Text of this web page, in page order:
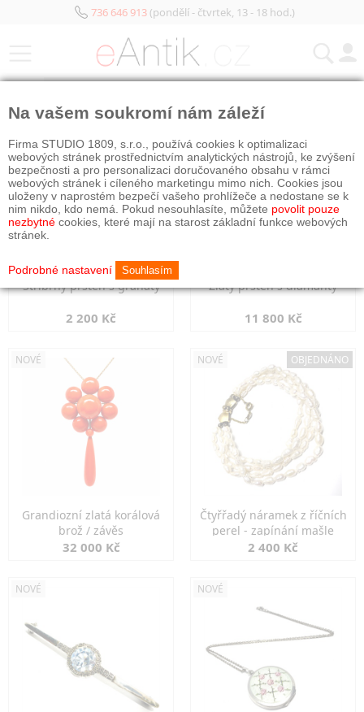
736 646 913(pondělí - čtvrtek, 13 - 18 hod.)
Stříbrný prsten s granáty
2 200 Kč
Zlatý prsten s diamanty
11 800 Kč
NOVÉ
Grandiozní zlatá korálová
brož / závěs
32 000 Kč
NOVÉ OBJEDNÁNO
Čtyřřadý náramek z říčních
perel - zapínání mašle
2 400 Kč
NOVÉ NOVÉ
Na vašem soukromí nám záleží
Firma STUDIO 1809, s.r.o., používá cookies k optimalizaci
webových stránek prostřednictvím analytických nástrojů, ke zvýšení
bezpečnosti a pro personalizaci doručovaného obsahu v rámci
webových stránek i cíleného marketingu mimo nich. Cookies jsou
uloženy v naprostém bezpečí vašeho prohlížeče a nedostane se k
nim nikdo, kdo nemá. Pokud nesouhlasíte, můžete povolit pouze
nezbytné cookies, které mají na starost základní funkce webových
stránek.
Podrobné nastavení Souhlasím